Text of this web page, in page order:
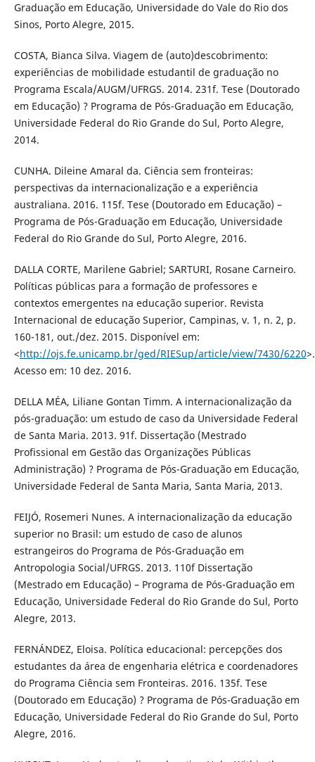
Graduação em Educação, Universidade do Vale do Rio dos
Sinos, Porto Alegre, 2015.
COSTA, Bianca Silva. Viagem de (auto)descobrimento:
experiências de mobilidade estudantil de graduação no
Programa Escala/AUGM/UFRGS. 2014. 231f. Tese (Doutorado
em Educação) ? Programa de Pós-Graduação em Educação,
Universidade Federal do Rio Grande do Sul, Porto Alegre,
2014.
CUNHA. Dileine Amaral da. Ciência sem fronteiras:
perspectivas da internacionalização e a experiência
australiana. 2016. 115f. Tese (Doutorado em Educação) –
Programa de Pós-Graduação em Educação, Universidade
Federal do Rio Grande do Sul, Porto Alegre, 2016.
DALLA CORTE, Marilene Gabriel; SARTURI, Rosane Carneiro.
Políticas públicas para a formação de professores e
contextos emergentes na educação superior. Revista
Internacional de educação Superior, Campinas, v. 1, n. 2, p.
160-181, out./dez. 2015. Disponível em:
<http://ojs.fe.unicamp.br/ged/RIESup/article/view/7430/6220>.
Acesso em: 10 dez. 2016.
DELLA MÉA, Liliane Gontan Timm. A internacionalização da
pós-graduação: um estudo de caso da Universidade Federal
de Santa Maria. 2013. 91f. Dissertação (Mestrado
Profissional em Gestão das Organizações Públicas
Administração) ? Programa de Pós-Graduação em Educação,
Universidade Federal de Santa Maria, Santa Maria, 2013.
FEIJÓ, Rosemeri Nunes. A internacionalização da educação
superior no Brasil: um estudo de caso de alunos
estrangeiros do Programa de Pós-Graduação em
Antropologia Social/UFRGS. 2013. 110f Dissertação
(Mestrado em Educação) – Programa de Pós-Graduação em
Educação, Universidade Federal do Rio Grande do Sul, Porto
Alegre, 2013.
FERNÁNDEZ, Eloisa. Política educacional: percepções dos
estudantes da área de engenharia elétrica e coordenadores
do Programa Ciência sem Fronteiras. 2016. 135f. Tese
(Doutorado em Educação) ? Programa de Pós-Graduação em
Educação, Universidade Federal do Rio Grande do Sul, Porto
Alegre, 2016.